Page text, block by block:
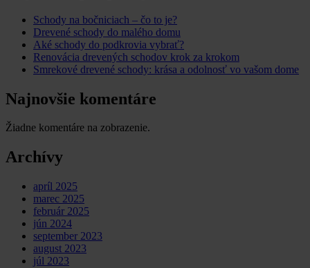
Schody na bočniciach – čo to je?
Drevené schody do malého domu
Aké schody do podkrovia vybrať?
Renovácia drevených schodov krok za krokom
Smrekové drevené schody: krása a odolnosť vo vašom dome
Najnovšie komentáre
Žiadne komentáre na zobrazenie.
Archívy
apríl 2025
marec 2025
február 2025
jún 2024
september 2023
august 2023
júl 2023